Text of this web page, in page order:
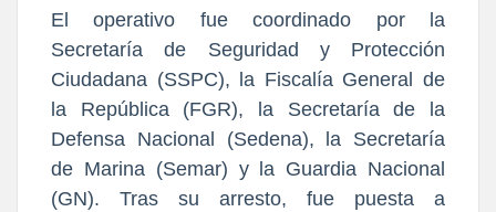
El operativo fue coordinado por la
Secretaría de Seguridad y Protección
Ciudadana (SSPC), la Fiscalía General de
la República (FGR), la Secretaría de la
Defensa Nacional (Sedena), la Secretaría
de Marina (Semar) y la Guardia Nacional
(GN). Tras su arresto, fue puesta a